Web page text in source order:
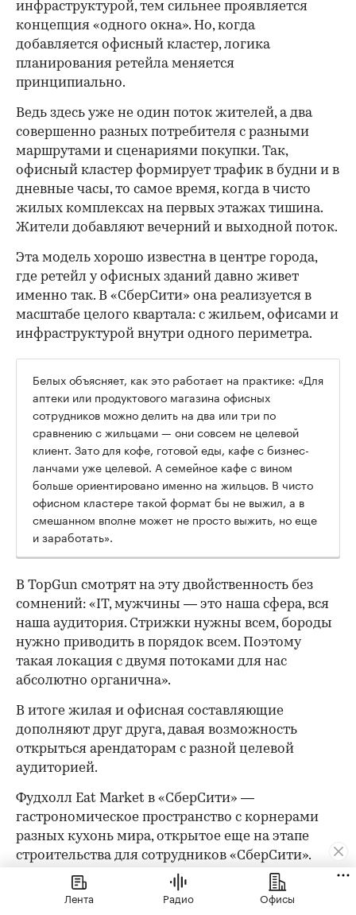
инфраструктурой, тем сильнее проявляется
концепция «одного окна». Но, когда
добавляется офисный кластер, логика
планирования ретейла меняется
принципиально.
Ведь здесь уже не один поток жителей, а два
совершенно разных потребителя с разными
маршрутами и сценариями покупки. Так,
офисный кластер формирует трафик в будни и в
дневные часы, то самое время, когда в чисто
жилых комплексах на первых этажах тишина.
Жители добавляют вечерний и выходной поток.
Эта модель хорошо известна в центре города,
где ретейл у офисных зданий давно живет
именно так. В «СберСити» она реализуется в
масштабе целого квартала: с жильем, офисами и
инфраструктурой внутри одного периметра.
Белых объясняет, как это работает на практике: «Для
аптеки или продуктового магазина офисных
сотрудников можно делить на два или три по
сравнению с жильцами — они совсем не целевой
клиент. Зато для кофе, готовой еды, кафе с бизнес-
ланчами уже целевой. А семейное кафе с вином
больше ориентировано именно на жильцов. В чисто
офисном кластере такой формат бы не выжил, а в
смешанном вполне может не просто выжить, но еще
и заработать».
В TopGun смотрят на эту двойственность без
сомнений: «IT, мужчины — это наша сфера, вся
наша аудитория. Стрижки нужны всем, бороды
нужно приводить в порядок всем. Поэтому
такая локация с двумя потоками для нас
абсолютно органична».
В итоге жилая и офисная составляющие
дополняют друг друга, давая возможность
открыться арендаторам с разной целевой
аудиторией.
Фудхолл Eat Market в «СберСити» —
гастрономическое пространство с корнерами
разных кухонь мира, открытое еще на этапе
строительства для сотрудников «СберСити».
«Ключевая задача — обеспечить людей
свежеприготовленной едой из-под ножа, в
Лента Радио Офисы